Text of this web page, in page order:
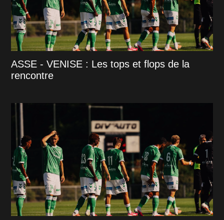
ASSE - VENISE : Les tops et flops de la
rencontre